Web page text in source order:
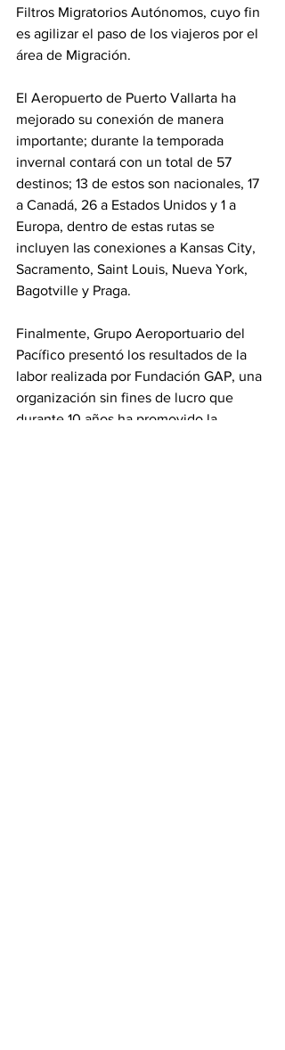
Filtros Migratorios Autónomos, cuyo fin
es agilizar el paso de los viajeros por el
área de Migración.
El Aeropuerto de Puerto Vallarta ha
mejorado su conexión de manera
importante; durante la temporada
invernal contará con un total de 57
destinos; 13 de estos son nacionales, 17
a Canadá, 26 a Estados Unidos y 1 a
Europa, dentro de estas rutas se
incluyen las conexiones a Kansas City,
Sacramento, Saint Louis, Nueva York,
Bagotville y Praga.
Finalmente, Grupo Aeroportuario del
Pacífico presentó los resultados de la
labor realizada por Fundación GAP, una
organización sin fines de lucro que
durante 10 años ha promovido la